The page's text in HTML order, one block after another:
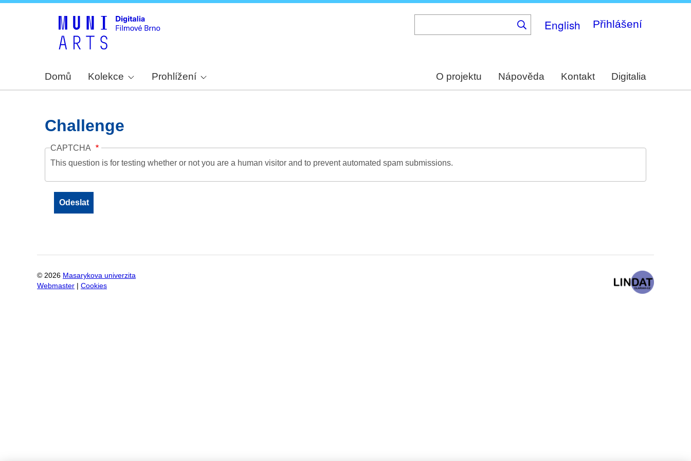
English Přihlášení
Domů Kolekce Prohlížení O projektu Nápověda Kontakt Digitalia
Challenge
CAPTCHA
This question is for testing whether or not you are a human visitor and to prevent automated spam submissions.
© 2026 Masarykova univerzita
Webmaster
Cookies